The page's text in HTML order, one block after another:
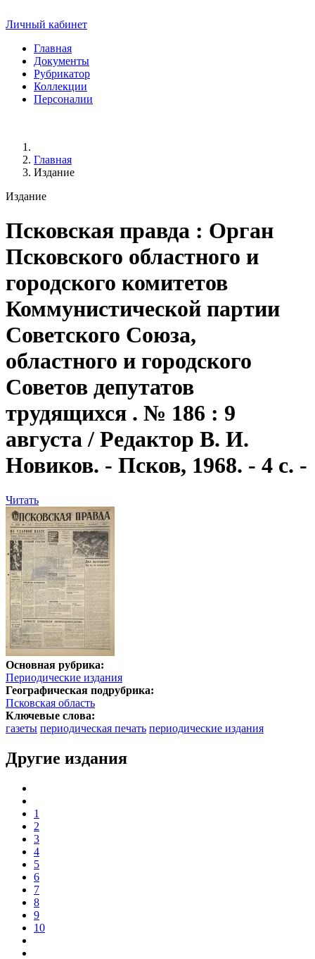
Личный кабинет
Главная
Документы
Рубрикатор
Коллекции
Персоналии
Главная
Издание
Издание
Псковская правда : Орган
Псковского областного и
городского комитетов
Коммунистической партии
Советского Союза,
областного и городского
Советов депутатов
трудящихся . № 186 : 9
августа / Редактор В. И.
Новиков. - Псков, 1968. - 4 с. -
Читать
Основная рубрика:
Периодические издания
Географическая подрубрика:
Псковская область
Ключевые слова:
газеты периодическая печать периодические издания
Другие издания
1
2
3
4
5
6
7
8
9
10